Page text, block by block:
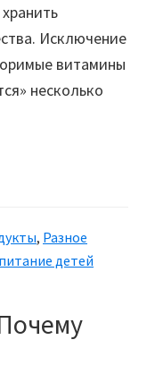
Исключение
витамины
несколько
, Разное
питание детей